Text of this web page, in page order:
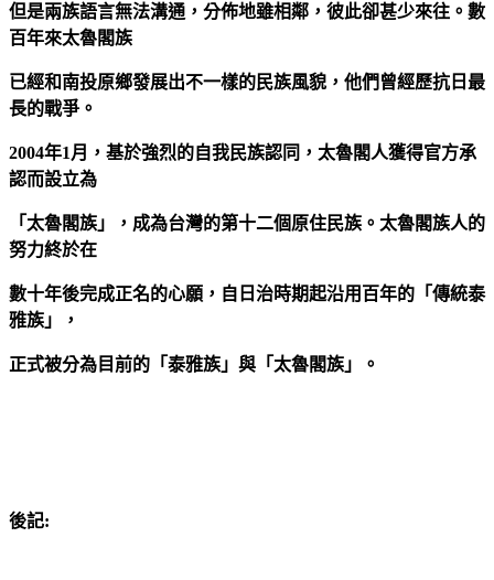
但是兩族語言無法溝通，分佈地雖相鄰，彼此卻甚少來往。數
百年來太魯閣族
已經和南投原鄉發展出不一樣的民族風貌，他們曾經歷抗日最
長的戰爭。
2004年1月，基於強烈的自我民族認同，太魯閣人獲得官方承
認而設立為
「太魯閣族」，成為台灣的第十二個原住民族。太魯閣族人的
努力終於在
數十年後完成正名的心願，自日治時期起沿用百年的「傳統泰
雅族」，
正式被分為目前的「泰雅族」與「太魯閣族」。
後記: